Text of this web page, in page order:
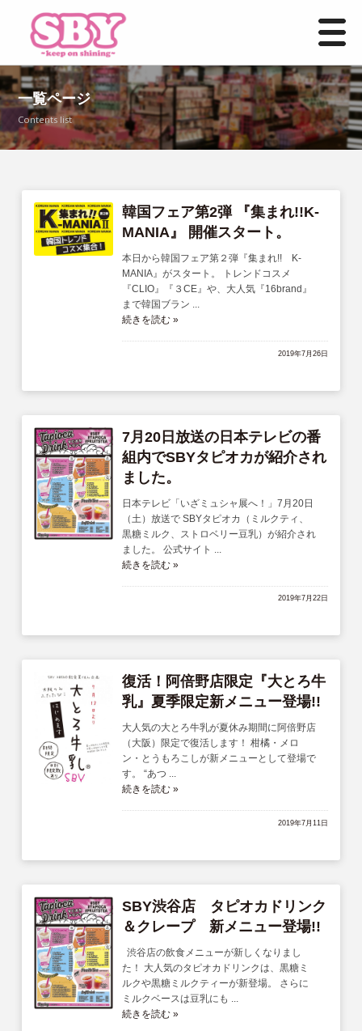
HOME
お知らせ一覧
店舗情報
よくあるご質問
English
一覧ページ
Contents list
韓国フェア第2弾 『集まれ!!K-
MANIA』 開催スタート。
本日から韓国フェア第２弾『集まれ!! K-
MANIA』がスタート。 トレンドコスメ
『CLIO』『３CE』や、大人気『16brand』
まで韓国ブラン ...
続きを読む »
2019年7月26日
7月20日放送の日本テレビの番
組内でSBYタピオカが紹介され
ました。
日本テレビ「いざミュシャ展へ！」7月20日
（土）放送で SBYタピオカ（ミルクティ、
黒糖ミルク、ストロベリー豆乳）が紹介され
ました。 公式サイト ...
続きを読む »
2019年7月22日
復活！阿倍野店限定『大とろ牛
乳』夏季限定新メニュー登場!!
大人気の大とろ牛乳が夏休み期間に阿倍野店
（大阪）限定で復活します！ 柑橘・メロ
ン・とうもろこしが新メニューとして登場で
す。 “あつ ...
続きを読む »
2019年7月11日
SBY渋谷店 タピオカドリンク
＆クレープ 新メニュー登場!!
渋谷店の飲食メニューが新しくなりまし
た！ 大人気のタピオカドリンクは、黒糖ミ
ルクや黒糖ミルクティーが新登場。 さらに
ミルクベースは豆乳にも ...
続きを読む »